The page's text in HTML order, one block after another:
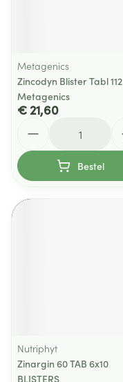
Metagenics
Zincodyn Blister Tabl 112
Metagenics
€ 21,60
Bestel
Nutriphyt
Zinargin 60 TAB 6x10
BLISTERS